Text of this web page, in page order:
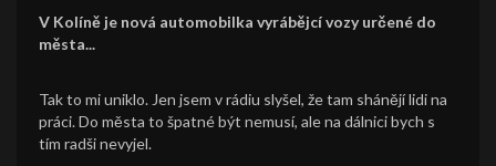
V Kolíně je nová automobilka vyrábějcí vozy určené do
města...
Tak to mi uniklo. Jen jsem v rádiu slyšel, že tam shánějí lidi na
práci. Do města to špatné být nemusí, ale na dálnici bych s
tím radši nevyjel.